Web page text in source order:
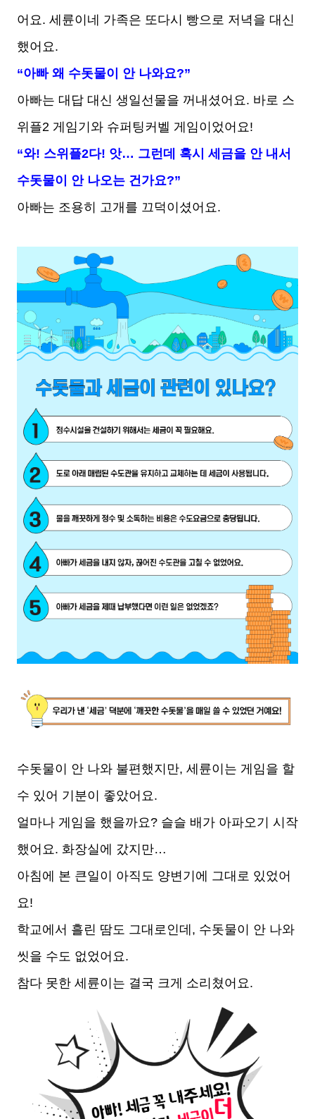
어요. 세륜이네 가족은 또다시 빵으로 저녁을 대신
했어요.
“아빠 왜 수돗물이 안 나와요?”
아빠는 대답 대신 생일선물을 꺼내셨어요. 바로 스
위플2 게임기와 슈퍼팅커벨 게임이었어요!
“와! 스위플2다! 앗… 그런데 혹시 세금을 안 내서
수돗물이 안 나오는 건가요?”
아빠는 조용히 고개를 끄덕이셨어요.
수돗물이 안 나와 불편했지만, 세륜이는 게임을 할
수 있어 기분이 좋았어요.
얼마나 게임을 했을까요? 슬슬 배가 아파오기 시작
했어요. 화장실에 갔지만…
아침에 본 큰일이 아직도 양변기에 그대로 있었어
요!
학교에서 흘린 땀도 그대로인데, 수돗물이 안 나와
씻을 수도 없었어요.
참다 못한 세륜이는 결국 크게 소리쳤어요.